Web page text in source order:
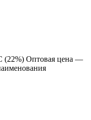
(22%) Оптовая цена —